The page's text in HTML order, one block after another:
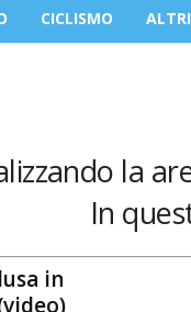
CICLISMO
la
In
in